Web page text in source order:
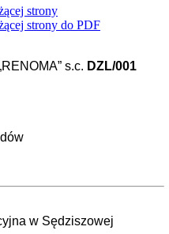
strony
strony do PDF
s.c. DZL/001
w Sędziszowej